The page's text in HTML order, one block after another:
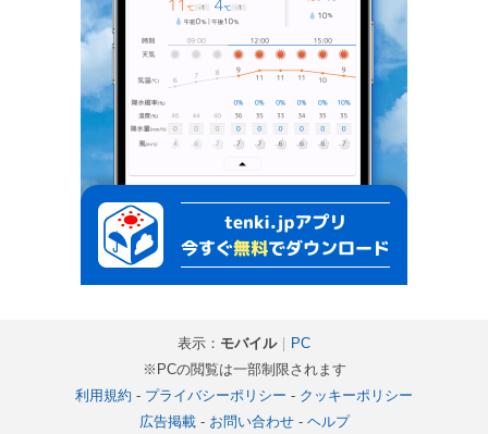
表示： モバイル｜ PC
※PCの閲覧は一部制限されます
利用規約 - プライバシーポリシー - クッキーポリシー
広告掲載- お問い合わせ- ヘルプ